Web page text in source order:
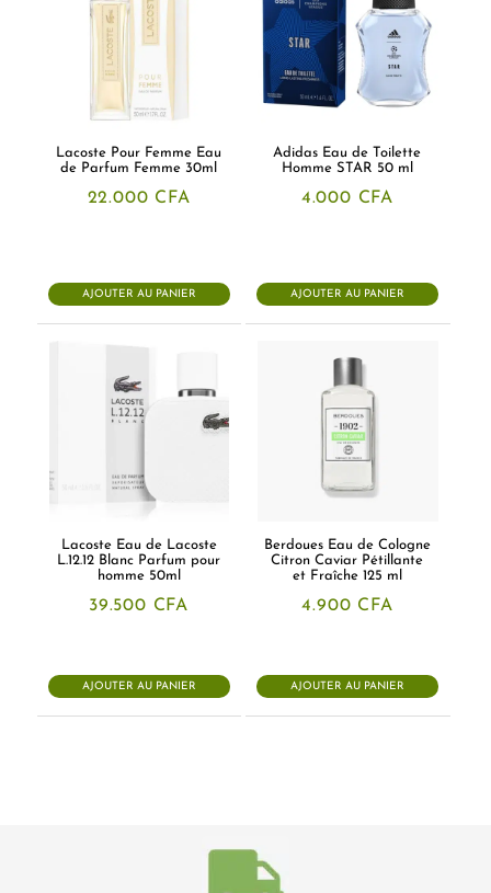
Lacoste Pour Femme Eau
de Parfum Femme 30ml
22.000 CFA
AJOUTER AU PANIER
Adidas Eau de Toilette
Homme STAR 50 ml
4.000 CFA
AJOUTER AU PANIER
Lacoste Eau de Lacoste
L.12.12 Blanc Parfum pour
homme 50ml
39.500 CFA
AJOUTER AU PANIER
Berdoues Eau de Cologne
Citron Caviar Pétillante
et Fraîche 125 ml
4.900 CFA
AJOUTER AU PANIER